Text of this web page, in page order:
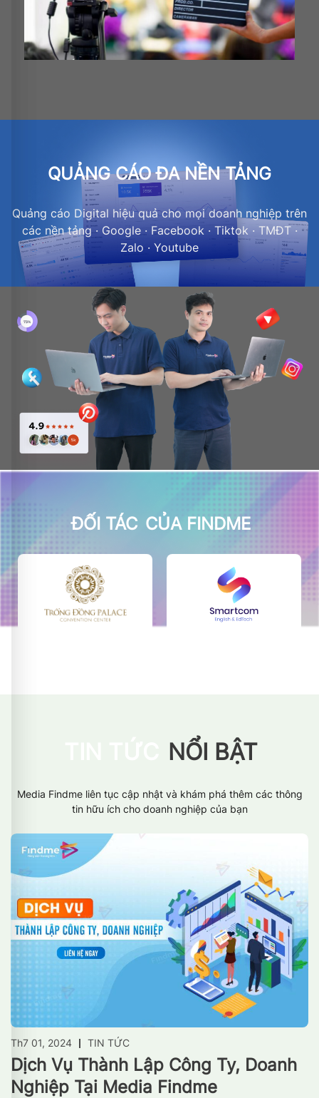
QUẢNG CÁO ĐA NỀN TẢNG
Quảng cáo Digital hiệu quả cho mọi doanh nghiệp trên
các nền tảng · Google · Facebook · Tiktok · TMĐT ·
Zalo · Youtube
ĐỐI TÁC CỦA FINDME
NỔI BẬT
Media Findme liên tục cập nhật và khám phá thêm các thông
tin hữu ích cho doanh nghiệp của bạn
Th7 01, 2024 TIN TỨC
Dịch Vụ Thành Lập Công Ty, Doanh
Nghiệp Tại Media Findme